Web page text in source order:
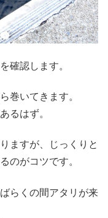
確認します。
巻いてきます。
るはず。
ますが、じっくりと
のがコツです。
らくの間アタリが来